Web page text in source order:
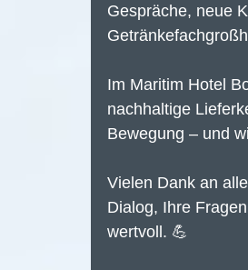
Gespräche, neue
Im Maritim Hotel
nachhaltige
Bewegung – und
Vielen Dank an
Dialog, Ihre
wertvoll. 💪